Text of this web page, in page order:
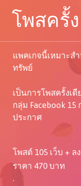
โพสครั้
แพคเกจนี้เหมาะส
ทรัพย์
เป็นการโพสครั้งเดี
กลุ่ม Facebook
ประกาศ
โพสต์ 105 เว็บ + ล
ราคา 470 บาท
.